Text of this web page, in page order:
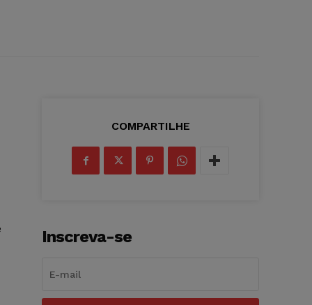
COMPARTILHE
Inscreva-se